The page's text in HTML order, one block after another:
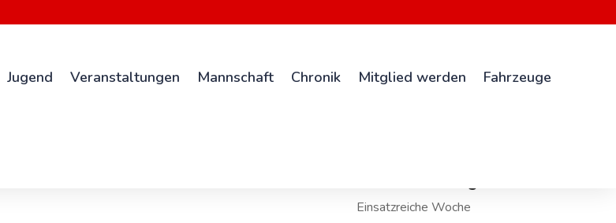
Jugend Veranstaltungen Mannschaft Chronik Mitglied werden Fahrzeuge
Einsatzreiche Woche